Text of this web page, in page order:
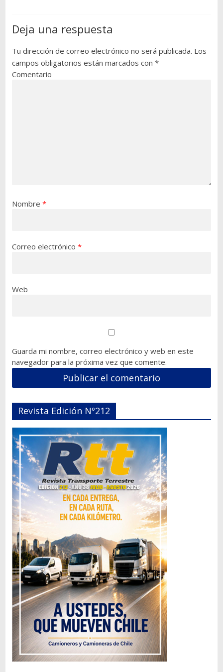
Deja una respuesta
Tu dirección de correo electrónico no será publicada. Los
campos obligatorios están marcados con *
Comentario
Nombre *
Correo electrónico *
Web
Guarda mi nombre, correo electrónico y web en este
navegador para la próxima vez que comente.
Revista Edición Nº212